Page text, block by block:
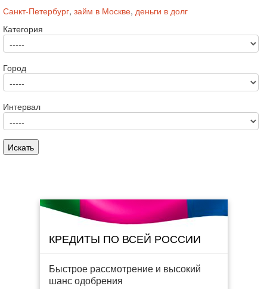
Санкт-Петербург, займ в Москве, деньги в долг
Категория
Город
Интервал
КРЕДИТЫ ПО ВСЕЙ РОССИИ
Быстрое рассмотрение и высокий
шанс одобрения